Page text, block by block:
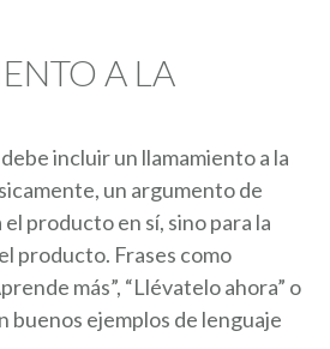
A LA
incluir un llamamiento a la
un argumento de
producto en sí, sino para la
producto. Frases como
más”, “Llévatelo ahora” o
buenos ejemplos de lenguaje